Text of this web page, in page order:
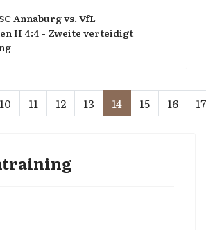
Annaburg vs. VfL
II 4:4 - Zweite verteidigt
10 11 12 13 14 15 16 17